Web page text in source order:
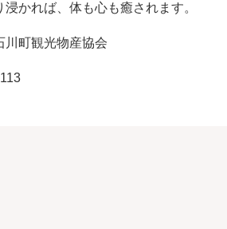
浸かれば、体も心も癒されます。
川町観光物産協会